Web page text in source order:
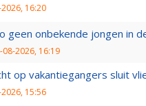
16:20
geen onbekende jongen in
08-2026, 16:19
op vakantiegangers sluit
15:56